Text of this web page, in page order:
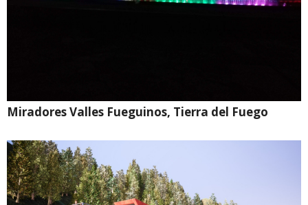
Miradores Valles Fueguinos, Tierra del Fuego